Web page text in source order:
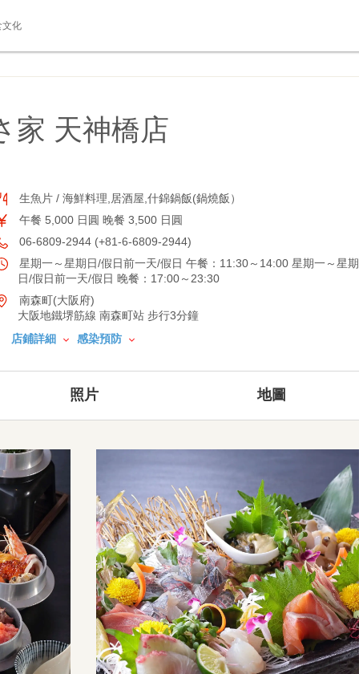
文化
家 天神橋店
生魚片 / 海鮮料理,居酒屋,什錦鍋飯(鍋燒飯）
午餐 5,000 日圓 晚餐 3,500 日圓
06-6809-2944 (+81-6-6809-2944)
星期一～星期日/假日前一天/假日 午餐：11:30～14:00 星期一～星期
日/假日前一天/假日 晚餐：17:00～23:30
南森町(大阪府)
大阪地鐵堺筋線 南森町站 步行3分鐘
店鋪詳細
感染預防
照片 地圖